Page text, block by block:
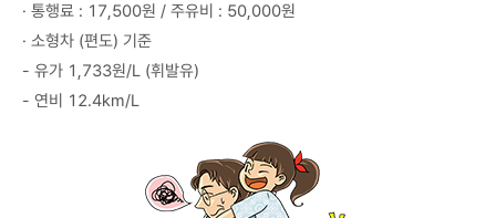
· 통행료 : 17,500원 / 주유비 : 50,000원
· 소형차 (편도) 기준
- 유가 1,733원/L (휘발유)
- 연비 12.4km/L